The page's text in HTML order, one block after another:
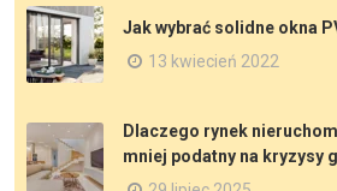
Jak wybrać solidne okna
13 kwiecień 2022
Dlaczego rynek
mniej podatny na kryzysy